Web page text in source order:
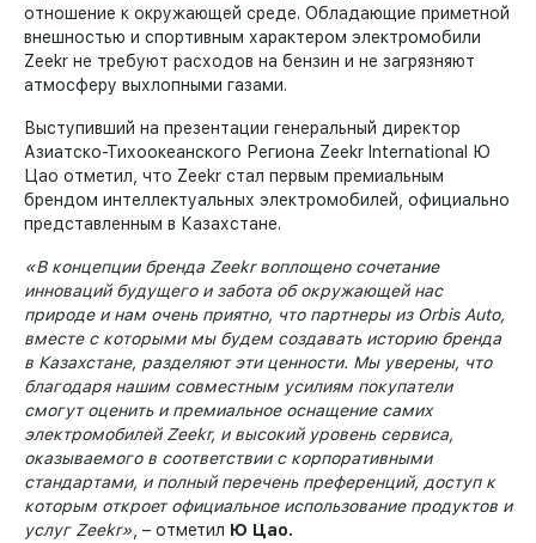
отношение к окружающей среде. Обладающие приметной
внешностью и спортивным характером электромобили
Zeekr не требуют расходов на бензин и не загрязняют
атмосферу выхлопными газами.
Выступивший на презентации генеральный директор
Азиатско-Тихоокеанского Региона Zeekr International Ю
Цао отметил, что Zeekr стал первым премиальным
брендом интеллектуальных электромобилей, официально
представленным в Казахстане.
«В концепции бренда Zeekr воплощено сочетание
инноваций будущего и забота об окружающей нас
природе и нам очень приятно, что партнеры из Orbis Auto,
вместе с которыми мы будем создавать историю бренда
в Казахстане, разделяют эти ценности. Мы уверены, что
благодаря нашим совместным усилиям покупатели
смогут оценить и премиальное оснащение самих
электромобилей Zeekr, и высокий уровень сервиса,
оказываемого в соответствии с корпоративными
стандартами, и полный перечень преференций, доступ к
которым откроет официальное использование продуктов и
услуг Zeekr» , – отметил Ю Цао.